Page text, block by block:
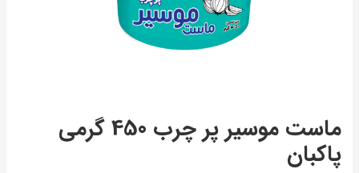
ماست موسير پر چرب 450 گرمی
پاكبان